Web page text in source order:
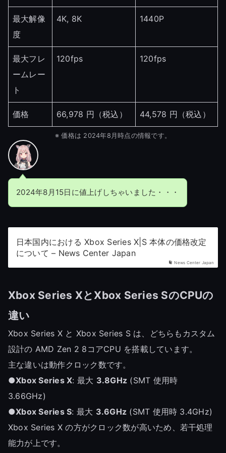
最大解像
度
4K, 8K 1440P
最大フレ
ームレー
ト
120fps 120fps
価格 66,978 円（税込） 44,578 円（税込）
※ 価格は 2024年8月時点の情報です。
2024年8月15日に値上げしちゃいました・・・
News Center Japan
日本国内における Xbox Series X|S 本体の価格改定
について – News Center Japan
Xbox Series XとXbox Series SのCPUの
違い
Xbox Series X と Xbox Series S は、どちらもカスタム
設計の AMD Zen 2 8コアCPU を搭載しています。
主な違いは動作クロック数です。
●Xbox Series X: 最大 3.8GHz (SMT 使用時
3.66GHz)
●Xbox Series S: 最大 3.6GHz (SMT 使用時 3.4GHz)
Xbox Series X の方がクロック数が高いため、若干処理
能力が上です。